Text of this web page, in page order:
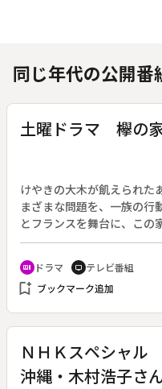
同じ年代の公開番
土曜ドラマ 欅の
けやきの大木が飢えられた
まざまな問題を、一族の行
とフランスを舞台に、この
息子の妻を中心に物語は
次いで亡くした。残された
きままな一人暮らしとはい
ある日平吉は、塩子が家の
塩子に権利が移っていたの
recent_actors ドラマ tv テレビ番組
bookmark_add ブックマーク追加
ＮＨＫスペシャ
沖縄・木村浩子さ